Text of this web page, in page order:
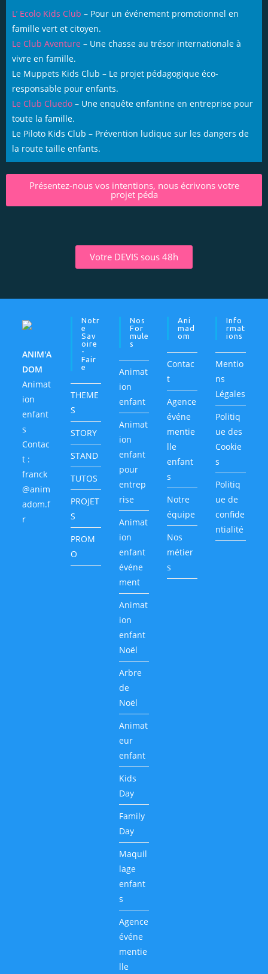
L’ Ecolo Kids Club – Pour un événement promotionnel en
famille vert et citoyen.
Le Club Aventure – Une chasse au trésor internationale à
vivre en famille.
Le Muppets Kids Club – Le projet pédagogique éco-
responsable pour enfants.
Le Club Cluedo – Une enquête enfantine en entreprise pour
toute la famille.
Le Piloto Kids Club – Prévention ludique sur les dangers de
la route taille enfants.
Présentez-nous vos intentions, nous écrivons votre
projet péda
Votre DEVIS sous 48h
ANIM'A
DOM
Animat
ion
enfant
s
Contac
t :
franck
@anim
adom.f
r
Notr
E
Sav
Oire
-
Fair
E
THEME
S
STORY
STAND
TUTOS
PROJET
S
PROM
O
Nos
For
Mule
S
Animat
ion
enfant
Animat
ion
enfant
pour
entrep
rise
Animat
ion
enfant
événe
ment
Animat
ion
enfant
Noël
Arbre
de
Noël
Animat
eur
enfant
Kids
Day
Family
Day
Maquil
lage
enfant
s
Agence
événe
mentie
lle
Ani
Mad
Om
Contac
t
Agence
événe
mentie
lle
enfant
s
Notre
équipe
Nos
métier
s
Info
Rmat
Ions
Mentio
ns
Légales
Politiq
ue des
Cookie
s
Politiq
ue de
confide
ntialité